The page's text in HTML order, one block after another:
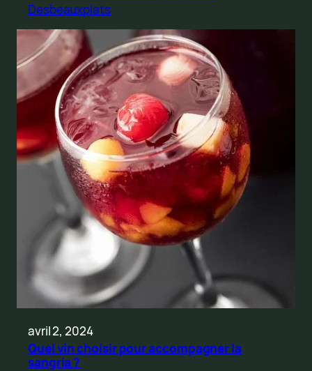
Desbeauxplats
avril 2, 2024
Quel vin choisir pour accompagner la
sangria ?